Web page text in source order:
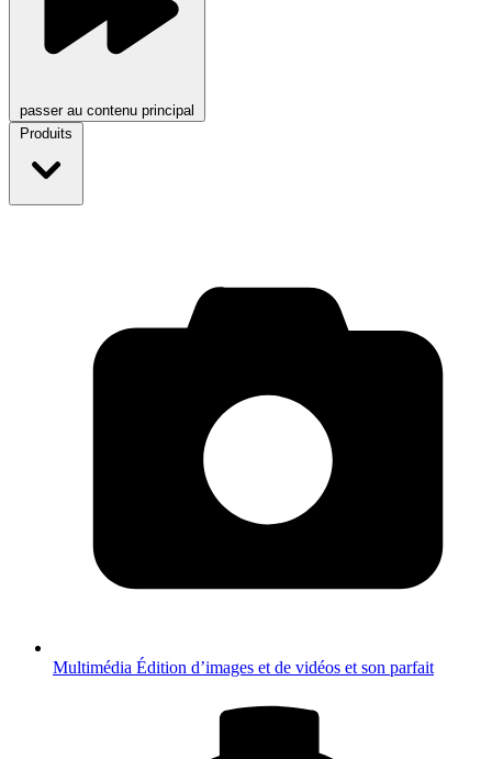
passer au contenu principal
Produits
Multimédia Édition d’images et de vidéos et son parfait